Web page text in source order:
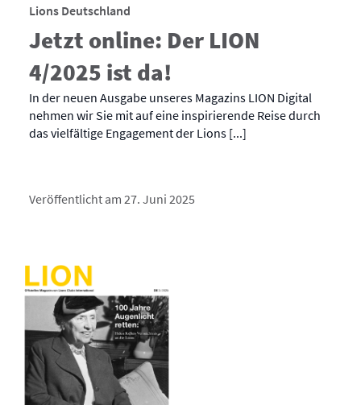
Lions Deutschland
Jetzt online: Der LION
4/2025 ist da!
In der neuen Ausgabe unseres Magazins LION Digital
nehmen wir Sie mit auf eine inspirierende Reise durch
das vielfältige Engagement der Lions [...]
Veröffentlicht am 27. Juni 2025